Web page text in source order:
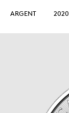
ARGENT 2020